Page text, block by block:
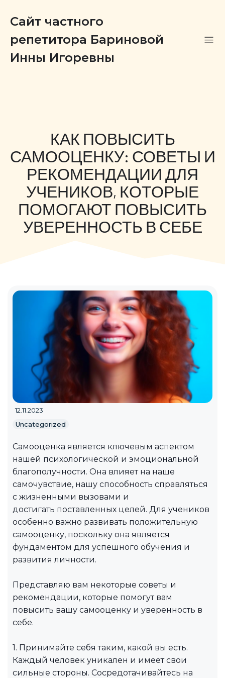
Сайт частного
репетитора Бариновой
Инны Игоревны
КАК ПОВЫСИТЬ
САМООЦЕНКУ: СОВЕТЫ И
РЕКОМЕНДАЦИИ ДЛЯ
УЧЕНИКОВ, КОТОРЫЕ
ПОМОГАЮТ ПОВЫСИТЬ
УВЕРЕННОСТЬ В СЕБЕ
12.11.2023
Uncategorized
Самооценка является ключевым аспектом
нашей психологической и эмоциональной
благополучности. Она влияет на наше
самочувствие, нашу способность справляться
с жизненными вызовами и
достигать поставленных целей. Для учеников
особенно важно развивать положительную
самооценку, поскольку она является
фундаментом для успешного обучения и
развития личности.
Представляю вам некоторые советы и
рекомендации, которые помогут вам
повысить вашу самооценку и уверенность в
себе.
1. Принимайте себя таким, какой вы есть.
Каждый человек уникален и имеет свои
сильные стороны. Сосредотачивайтесь на